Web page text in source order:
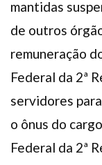
mantidas
de outros
remuneração
Federal da 2ª
servidores
o ônus do
Federal da 2ª